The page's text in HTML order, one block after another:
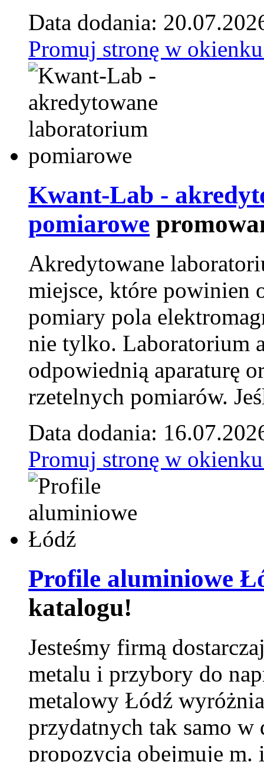
Data dodania:
Promuj stronę w
Kwant-Lab -
pomiarowe
Akredytowane
miejsce, które powinien
pomiary pola
nie tylko. Laboratorium
odpowiednią aparaturę
rzetelnych pomiarów.
Data dodania:
Promuj stronę w
Profile aluminiowe
katalogu!
Jesteśmy firmą
metalu i przybory do
metalowy Łódź
przydatnych tak samo w
propozycja obejmuje m.